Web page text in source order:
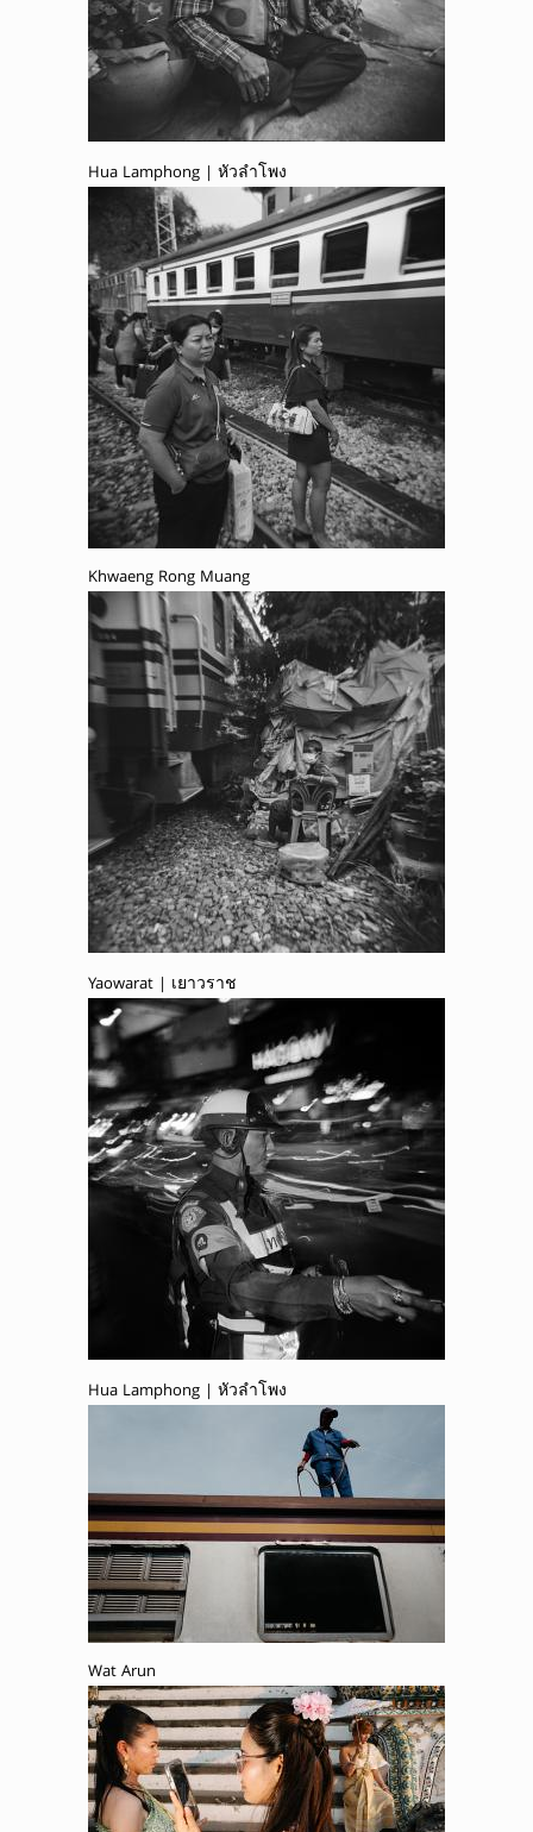
Hua Lamphong | หัวลำโพง
Khwaeng Rong Muang
Yaowarat | เยาวราช
Hua Lamphong | หัวลำโพง
Wat Arun